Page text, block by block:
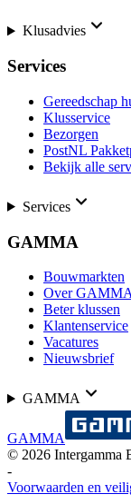
Klusadvies
Services
Gereedschap
Klusservice
Bezorgen
PostNL
Bekijk alle
Services
GAMMA
Bouwmarkten
Over GAMMA
Beter klussen
Klantenservice
Vacatures
Nieuwsbrief
GAMMA
GAMMA
© 2026 Intergamma
-
Voorwaarden en